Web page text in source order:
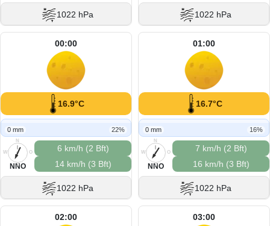
1022 hPa 1022 hPa
00:00
16.9°C
0 mm 22%
N
O
S
W
NNO
6 km/h (2 Bft)
14 km/h (3 Bft)
1022 hPa
01:00
16.7°C
0 mm 16%
N
O
S
W
NNO
7 km/h (2 Bft)
16 km/h (3 Bft)
1022 hPa
02:00 03:00